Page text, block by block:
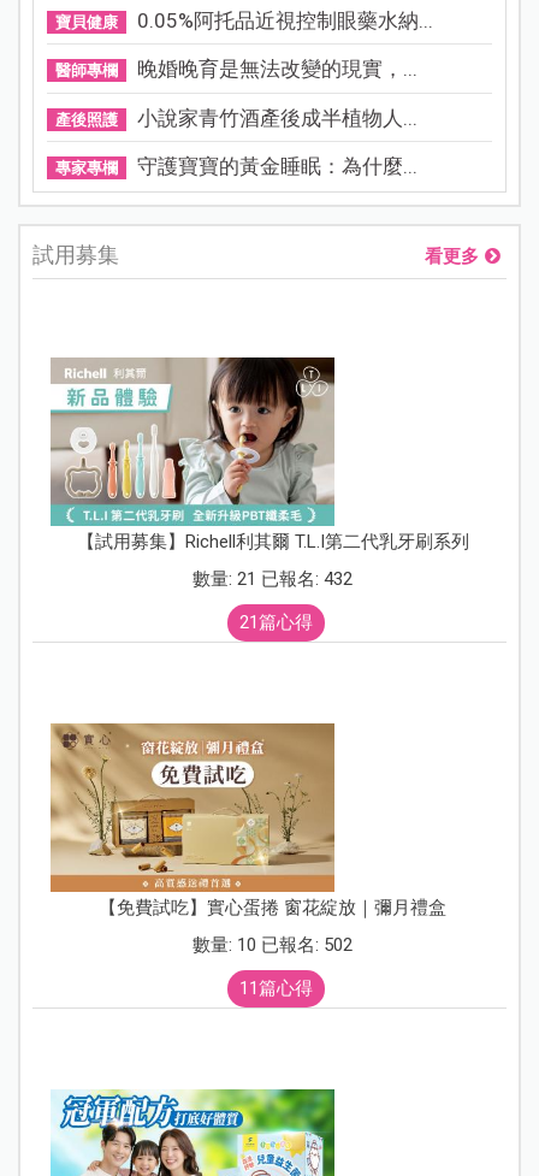
寶貝健康 0.05%阿托品近視控制眼藥水納...
醫師專欄 晚婚晚育是無法改變的現實，...
產後照護 小說家青竹酒產後成半植物人...
專家專欄 守護寶寶的黃金睡眠：為什麼...
試用募集 看更多
【試用募集】Richell利其爾 T.L.I第二代乳牙刷系列
數量: 21 已報名: 432
21篇心得
【免費試吃】實心蛋捲 窗花綻放｜彌月禮盒
數量: 10 已報名: 502
11篇心得